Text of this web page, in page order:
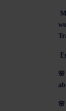
🌸
ab
🌸